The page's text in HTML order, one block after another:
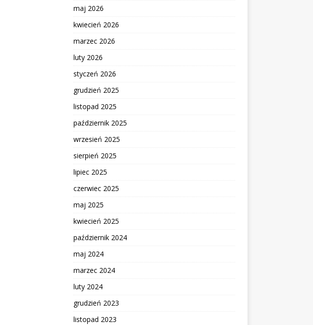
maj 2026
kwiecień 2026
marzec 2026
luty 2026
styczeń 2026
grudzień 2025
listopad 2025
październik 2025
wrzesień 2025
sierpień 2025
lipiec 2025
czerwiec 2025
maj 2025
kwiecień 2025
październik 2024
maj 2024
marzec 2024
luty 2024
grudzień 2023
listopad 2023